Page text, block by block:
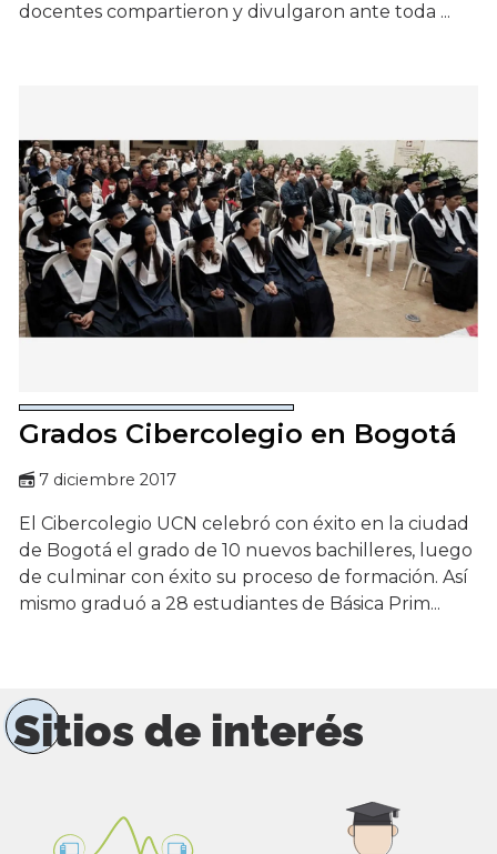
docentes compartieron y divulgaron ante toda ...
Grados Cibercolegio en Bogotá
7 diciembre 2017
El Cibercolegio UCN celebró con éxito en la ciudad
de Bogotá el grado de 10 nuevos bachilleres, luego
de culminar con éxito su proceso de formación. Así
mismo graduó a 28 estudiantes de Básica Prim...
Sitios de interés